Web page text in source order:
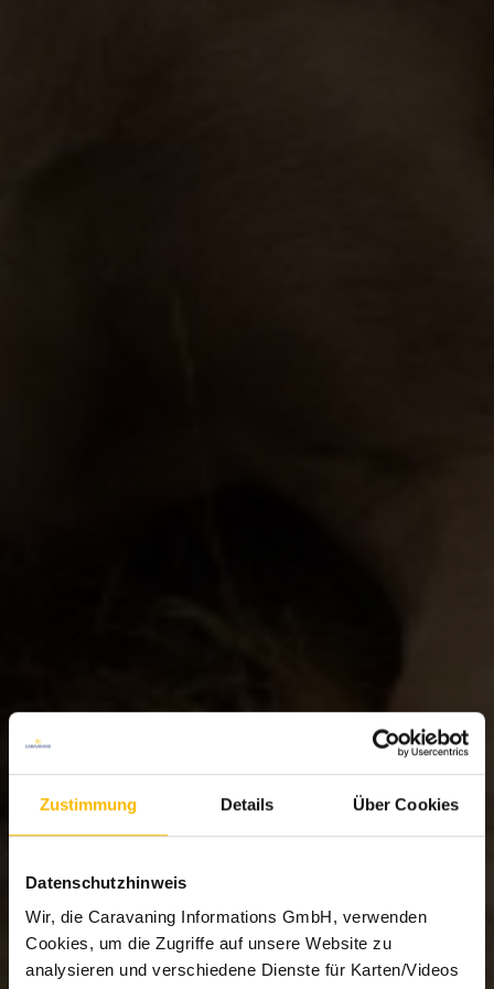
Zustimmung Details Über Cookies
Datenschutzhinweis
Wir, die Caravaning Informations GmbH, verwenden
Cookies, um die Zugriffe auf unsere Website zu
analysieren und verschiedene Dienste für Karten/Videos